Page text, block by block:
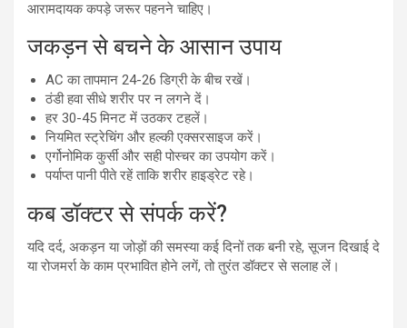
आरामदायक कपड़े जरूर पहनने चाहिए।
जकड़न से बचने के आसान उपाय
AC का तापमान 24-26 डिग्री के बीच रखें।
ठंडी हवा सीधे शरीर पर न लगने दें।
हर 30-45 मिनट में उठकर टहलें।
नियमित स्ट्रेचिंग और हल्की एक्सरसाइज करें।
एर्गोनोमिक कुर्सी और सही पोस्चर का उपयोग करें।
पर्याप्त पानी पीते रहें ताकि शरीर हाइड्रेट रहे।
कब डॉक्टर से संपर्क करें?
यदि दर्द, अकड़न या जोड़ों की समस्या कई दिनों तक बनी रहे, सूजन दिखाई दे
या रोजमर्रा के काम प्रभावित होने लगें, तो तुरंत डॉक्टर से सलाह लें।